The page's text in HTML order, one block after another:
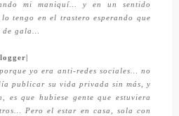
mi maniquí… y en un sentido
tengo en el trastero esperando que
de gala…
yo era anti-redes sociales… no
publicar su vida privada sin más, y
es que hubiese gente que estuviera
Pero el estar en casa, sola con